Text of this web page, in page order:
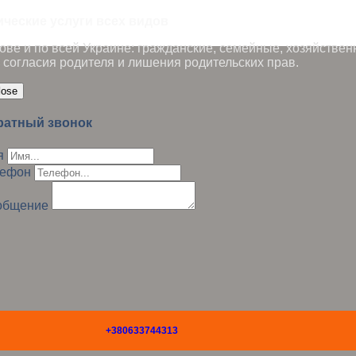
и по всей Украине: гражданские, семейные,
родителя и лишения родительских прав.
звонок
+380633744313